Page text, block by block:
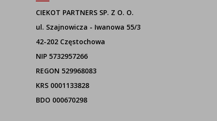
CIEKOT PARTNERS SP. Z O. O.
ul. Szajnowicza - Iwanowa 55/3
42-202 Częstochowa
NIP 5732957266
REGON 529968083
KRS 0001133828
BDO 000670298